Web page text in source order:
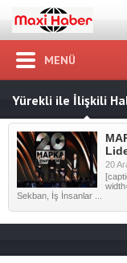
MENÜ
Yürekli ile İlişkili
20
Sekban, İş İnsanlar ...